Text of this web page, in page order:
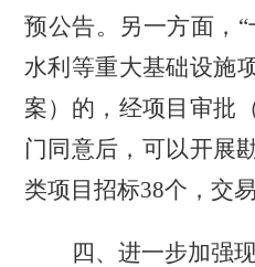
预公告。另一方面，
水利等重大基础设施
案）的，经项目审批
门同意后，可以开展
类项目招标38个，交
四、进一步加强